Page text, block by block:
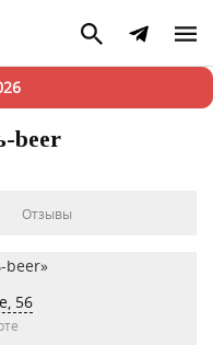
beer
Отзывы
56